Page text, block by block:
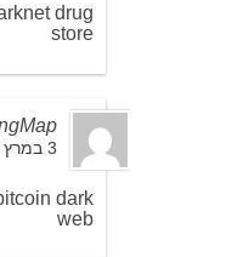
drug
store
3 במרץ 2025 ב 22:11
dark
web